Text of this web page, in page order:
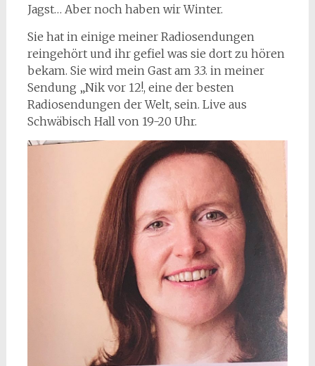
Jagst… Aber noch haben wir Winter.
Sie hat in einige meiner Radiosendungen
reingehört und ihr gefiel was sie dort zu hören
bekam. Sie wird mein Gast am 3.3. in meiner
Sendung „Nik vor 12!, eine der besten
Radiosendungen der Welt, sein. Live aus
Schwäbisch Hall von 19-20 Uhr.